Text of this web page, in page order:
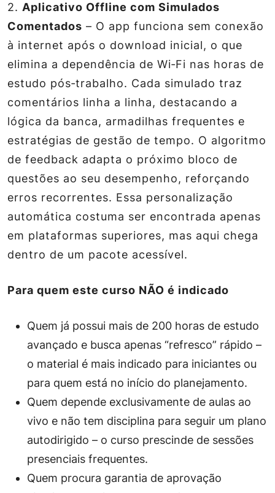
2. Aplicativo Offline com Simulados
Comentados – O app funciona sem conexão
à internet após o download inicial, o que
elimina a dependência de Wi‑Fi nas horas de
estudo pós‑trabalho. Cada simulado traz
comentários linha a linha, destacando a
lógica da banca, armadilhas frequentes e
estratégias de gestão de tempo. O algoritmo
de feedback adapta o próximo bloco de
questões ao seu desempenho, reforçando
erros recorrentes. Essa personalização
automática costuma ser encontrada apenas
em plataformas superiores, mas aqui chega
dentro de um pacote acessível.
Para quem este curso NÃO é indicado
Quem já possui mais de 200 horas de estudo
avançado e busca apenas “refresco” rápido –
o material é mais indicado para iniciantes ou
para quem está no início do planejamento.
Quem depende exclusivamente de aulas ao
vivo e não tem disciplina para seguir um plano
autodirigido – o curso prescinde de sessões
presenciais frequentes.
Quem procura garantia de aprovação